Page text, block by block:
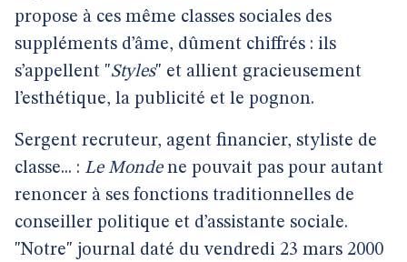
propose à ces même classes sociales des
suppléments d’âme, dûment chiffrés : ils
s’appellent "Styles" et allient gracieusement
l’esthétique, la publicité et le pognon.
Sergent recruteur, agent financier, styliste de
classe... : Le Mondene pouvait pas pour autant
renoncer à ses fonctions traditionnelles de
conseiller politique et d’assistante sociale.
"Notre" journal daté du vendredi 23 mars 2000